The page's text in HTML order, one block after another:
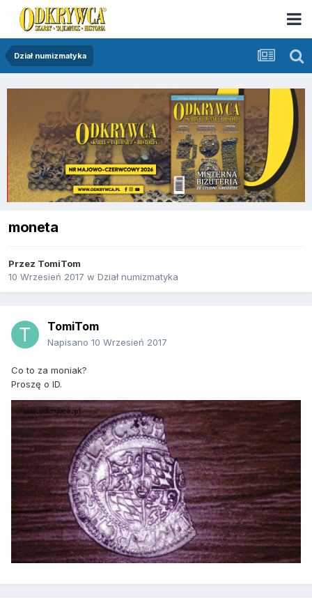
Dział numizmatyka
moneta
Przez TomiTom
10 Wrzesień 2017 w Dział numizmatyka
TomiTom
Napisano 10 Wrzesień 2017
Co to za moniak?
Proszę o ID.